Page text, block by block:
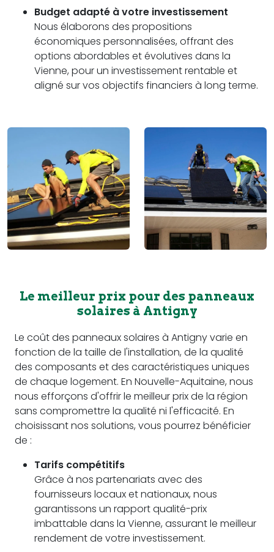
Budget adapté à votre investissement
Nous élaborons des propositions
économiques personnalisées, offrant des
options abordables et évolutives dans la
Vienne, pour un investissement rentable et
aligné sur vos objectifs financiers à long terme.
Le meilleur prix pour des panneaux
solaires à Antigny
Le coût des panneaux solaires à Antigny varie en
fonction de la taille de l'installation, de la qualité
des composants et des caractéristiques uniques
de chaque logement. En Nouvelle-Aquitaine, nous
nous efforçons d'offrir le meilleur prix de la région
sans compromettre la qualité ni l'efficacité. En
choisissant nos solutions, vous pourrez bénéficier
de :
Tarifs compétitifs
Grâce à nos partenariats avec des
fournisseurs locaux et nationaux, nous
garantissons un rapport qualité-prix
imbattable dans la Vienne, assurant le meilleur
rendement de votre investissement.